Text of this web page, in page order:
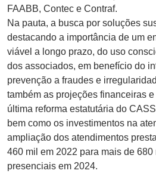
FAABB, Contec e Contraf.
Na pauta, a busca por soluções
destacando a importância de um
viável a longo prazo, do uso
dos associados, em benefício do
prevenção a fraudes e
também as projeções financeiras
última reforma estatutária do
bem como os investimentos na
ampliação dos atendimentos
460 mil em 2022 para mais de
presenciais em 2024.